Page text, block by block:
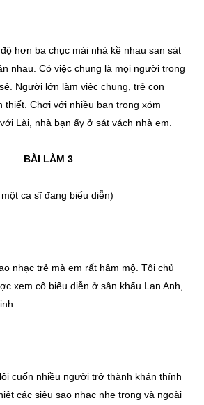
hơn ba chục mái nhà kề nhau san sát
nhau. Có việc chung là mọi người trong
Người lớn làm việc chung, trẻ con
thiết. Chơi với nhiều bạn trong xóm
Lài, nhà bạn ấy ở sát vách nhà em.
BÀI LÀM 3
ca sĩ đang biểu diễn)
nhạc trẻ mà em rất hâm mộ. Tôi chủ
xem cô biểu diễn ở sân khấu Lan Anh,
cuốn nhiều người trở thành khán thính
các siêu sao nhạc nhẹ trong và ngoài